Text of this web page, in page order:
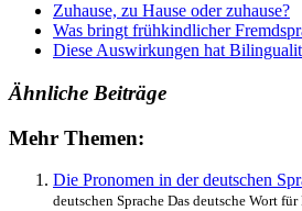
Zuhause, zu Hause oder zuhause?
Was bringt frühkindlicher
Diese Auswirkungen hat
Ähnliche Beiträge
Mehr Themen:
Die Pronomen in der deutschen
deutschen Sprache Das deutsche Wort